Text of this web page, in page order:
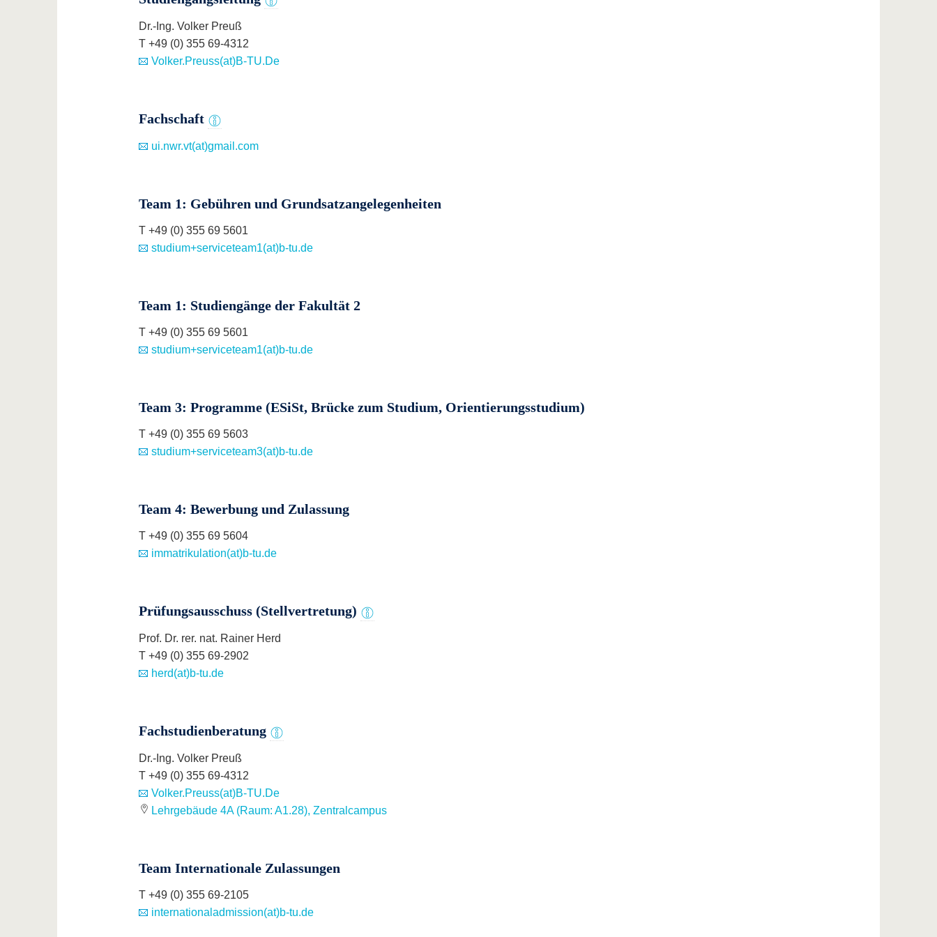
Dr.-Ing. Volker Preuß
T +49 (0) 355 69-4312
Volker.Preuss(at)B-TU.De
Fachschaft
ui.nwr.vt(at)gmail.com
Team 1: Gebühren und Grundsatzangelegenheiten
T +49 (0) 355 69 5601
studium+serviceteam1(at)b-tu.de
Team 1: Studiengänge der Fakultät 2
T +49 (0) 355 69 5601
studium+serviceteam1(at)b-tu.de
Team 3: Programme (ESiSt, Brücke zum Studium, Orientierungsstudium)
T +49 (0) 355 69 5603
studium+serviceteam3(at)b-tu.de
Team 4: Bewerbung und Zulassung
T +49 (0) 355 69 5604
immatrikulation(at)b-tu.de
Prüfungsausschuss (Stellvertretung)
Prof. Dr. rer. nat. Rainer Herd
T +49 (0) 355 69-2902
herd(at)b-tu.de
Fachstudienberatung
Dr.-Ing. Volker Preuß
T +49 (0) 355 69-4312
Volker.Preuss(at)B-TU.De
Lehrgebäude 4A (Raum: A1.28), Zentralcampus
Team Internationale Zulassungen
T +49 (0) 355 69-2105
internationaladmission(at)b-tu.de